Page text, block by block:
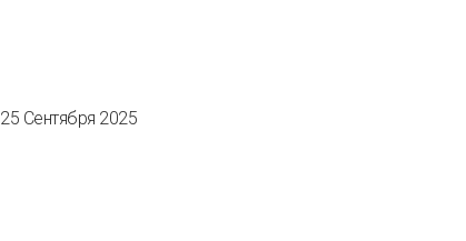
25 Сентября 2025